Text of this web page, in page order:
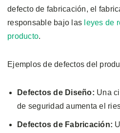
defecto de fabricación, el
responsable bajo las leyes de
producto.
Ejemplos de defectos del
Defectos de Diseño: Una
de seguridad aumenta el
Defectos de Fabricación: